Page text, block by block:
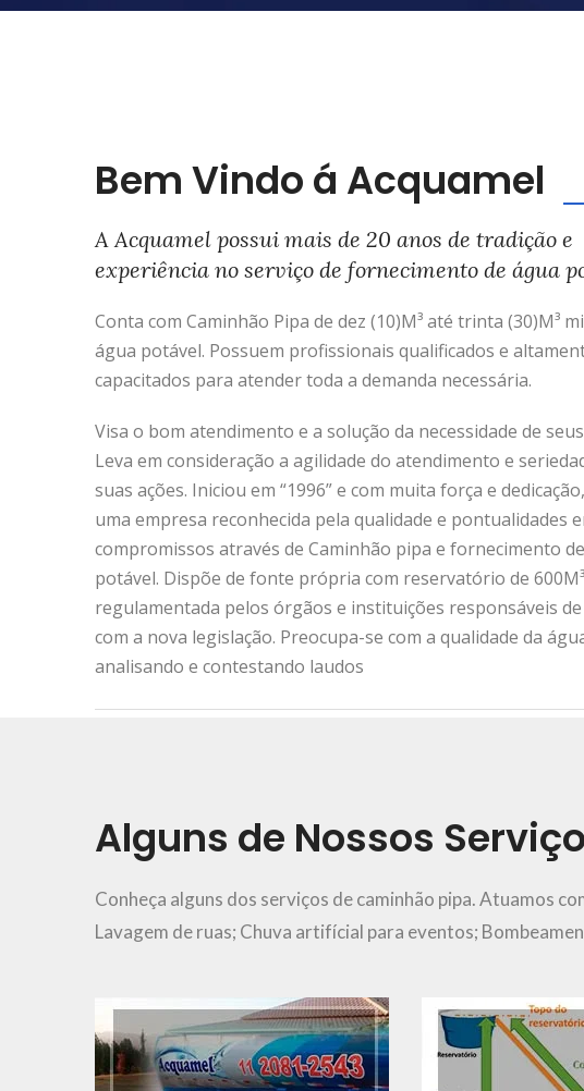
Bem Vindo á Acquamel
A Acquamel possui mais de 20 anos de tradição e
experiência no serviço de fornecimento de água
Conta com Caminhão Pipa de dez (10)M³ até trinta (30)M³
água potável. Possuem profissionais qualificados e
capacitados para atender toda a demanda necessária.
Visa o bom atendimento e a solução da necessidade de
Leva em consideração a agilidade do atendimento e
suas ações. Iniciou em “1996” e com muita força e
uma empresa reconhecida pela qualidade e pontualidades
compromissos através de Caminhão pipa e fornecimento
potável. Dispõe de fonte própria com reservatório de 600M³
regulamentada pelos órgãos e instituições responsáveis
com a nova legislação. Preocupa-se com a qualidade da
analisando e contestando laudos
11 2081-2543
Alguns de Nossos
Conheça alguns dos serviços de caminhão pipa. Atuamos
Lavagem de ruas; Chuva artifícial para eventos;
Ver Mais.. Ver